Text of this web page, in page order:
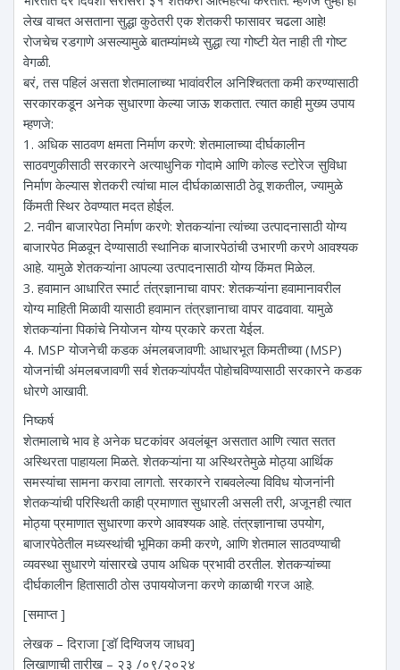
लेख वाचत असताना सुद्धा कुठेतरी एक शेतकरी फासावर चढला आहे!
रोजचेच रडगाणे असल्यामुळे बातम्यांमध्ये सुद्धा त्या गोष्टी येत नाही ती गोष्ट
वेगळी.
बरं, तस पहिलं असता शेतमालाच्या भावांवरील अनिश्चितता कमी करण्यासाठी
सरकारकडून अनेक सुधारणा केल्या जाऊ शकतात. त्यात काही मुख्य उपाय
म्हणजे:
1. अधिक साठवण क्षमता निर्माण करणे: शेतमालाच्या दीर्घकालीन
साठवणुकीसाठी सरकारने अत्याधुनिक गोदामे आणि कोल्ड स्टोरेज सुविधा
निर्माण केल्यास शेतकरी त्यांचा माल दीर्घकाळासाठी ठेवू शकतील, ज्यामुळे
किंमती स्थिर ठेवण्यात मदत होईल.
2. नवीन बाजारपेठा निर्माण करणे: शेतकऱ्यांना त्यांच्या उत्पादनासाठी योग्य
बाजारपेठ मिळवून देण्यासाठी स्थानिक बाजारपेठांची उभारणी करणे आवश्यक
आहे. यामुळे शेतकऱ्यांना आपल्या उत्पादनासाठी योग्य किंमत मिळेल.
3. हवामान आधारित स्मार्ट तंत्रज्ञानाचा वापर: शेतकऱ्यांना हवामानावरील
योग्य माहिती मिळावी यासाठी हवामान तंत्रज्ञानाचा वापर वाढवावा. यामुळे
शेतकऱ्यांना पिकांचे नियोजन योग्य प्रकारे करता येईल.
4. MSP योजनेची कडक अंमलबजावणी: आधारभूत किमतीच्या (MSP)
योजनांची अंमलबजावणी सर्व शेतकऱ्यांपर्यंत पोहोचविण्यासाठी सरकारने कडक
धोरणे आखावी.
निष्कर्ष
शेतमालाचे भाव हे अनेक घटकांवर अवलंबून असतात आणि त्यात सतत
अस्थिरता पाहायला मिळते. शेतकऱ्यांना या अस्थिरतेमुळे मोठ्या आर्थिक
समस्यांचा सामना करावा लागतो. सरकारने राबवलेल्या विविध योजनांनी
शेतकऱ्यांची परिस्थिती काही प्रमाणात सुधारली असली तरी, अजूनही त्यात
मोठ्या प्रमाणात सुधारणा करणे आवश्यक आहे. तंत्रज्ञानाचा उपयोग,
बाजारपेठेतील मध्यस्थांची भूमिका कमी करणे, आणि शेतमाल साठवण्याची
व्यवस्था सुधारणे यांसारखे उपाय अधिक प्रभावी ठरतील. शेतकऱ्यांच्या
दीर्घकालीन हितासाठी ठोस उपाययोजना करणे काळाची गरज आहे.
[समाप्त ]
लेखक – दिराजा [डॉ दिग्विजय जाधव]
लिखाणाची तारीख – २३ /०९/२०२४